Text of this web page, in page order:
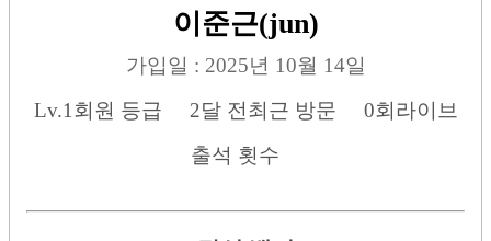
이준근(jun)
가입일 : 2025년 10월 14일
Lv.1 회원 등급 2달 전 최근 방문 0회 라이브
출석 횟수